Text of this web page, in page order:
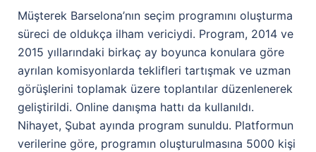
Müşterek Barselona’nın seçim programını oluşturma
süreci de oldukça ilham vericiydi. Program, 2014 ve
2015 yıllarındaki birkaç ay boyunca konulara göre
ayrılan komisyonlarda teklifleri tartışmak ve uzman
görüşlerini toplamak üzere toplantılar düzenlenerek
geliştirildi. Online danışma hattı da kullanıldı.
Nihayet, Şubat ayında program sunuldu. Platformun
verilerine göre, programın oluşturulmasına 5000 kişi